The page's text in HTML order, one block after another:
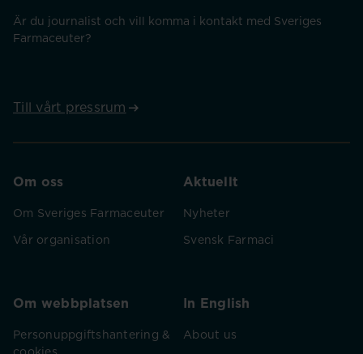
Är du journalist och vill komma i kontakt med Sveriges
Farmaceuter?
Till vårt pressrum
Om oss
Om Sveriges Farmaceuter
Vår organisation
Aktuellt
Nyheter
Svensk Farmaci
Om webbplatsen
Personuppgiftshantering &
cookies
In English
About us